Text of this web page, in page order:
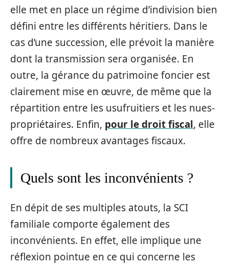
elle met en place un régime d’indivision bien
défini entre les différents héritiers. Dans le
cas d’une succession, elle prévoit la manière
dont la transmission sera organisée. En
outre, la gérance du patrimoine foncier est
clairement mise en œuvre, de même que la
répartition entre les usufruitiers et les nues-
propriétaires. Enfin, pour le droit fiscal, elle
offre de nombreux avantages fiscaux.
Quels sont les inconvénients ?
En dépit de ses multiples atouts, la SCI
familiale comporte également des
inconvénients. En effet, elle implique une
réflexion pointue en ce qui concerne les